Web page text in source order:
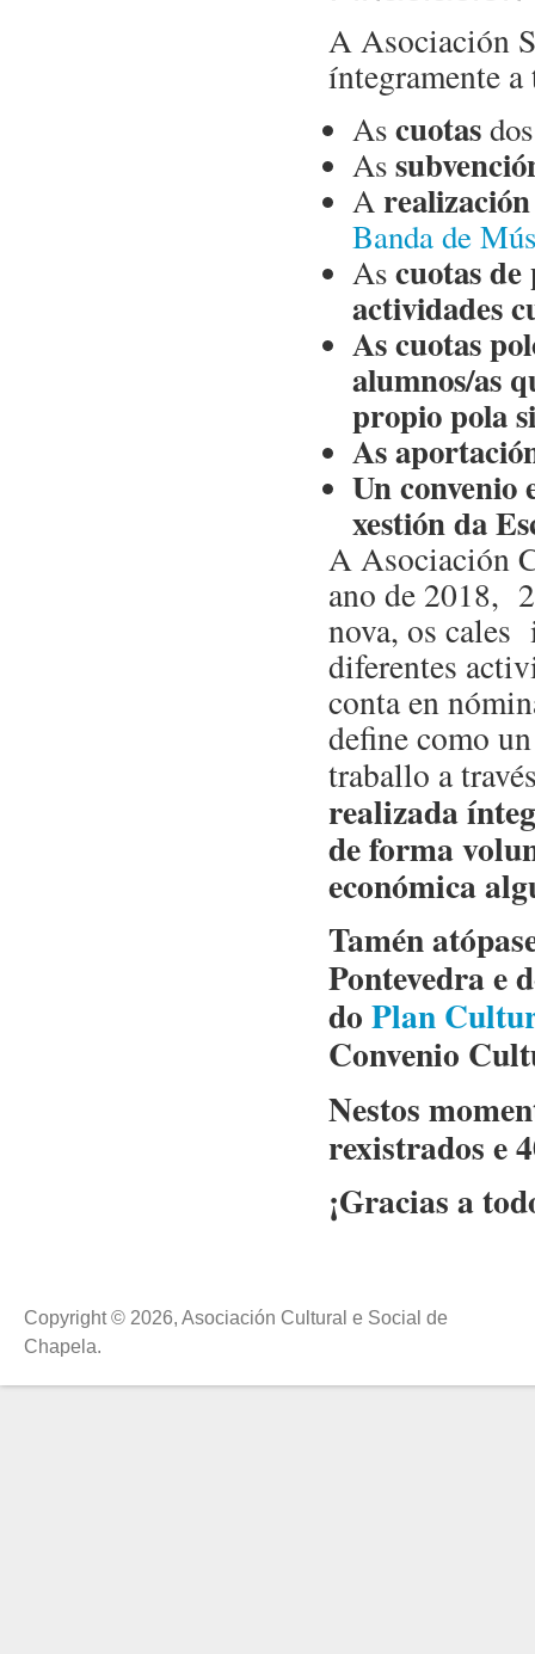
A Asociación
íntegramente a
Ascuotas
As
A
Banda de
Ascuotas
actividades
As cuotas
alumnos/as
propio pola
As
Un convenio
xestión da
A Asociación
ano de 2018,
nova, os cales
diferentes
conta en
define como
traballo a
realizada
de forma
económica
Tamén
Pontevedra e
do Plan
Convenio
Nestos
rexistrados e
¡Gracias a
Copyright © 2026, Asociación Cultural e Social de
Chapela.